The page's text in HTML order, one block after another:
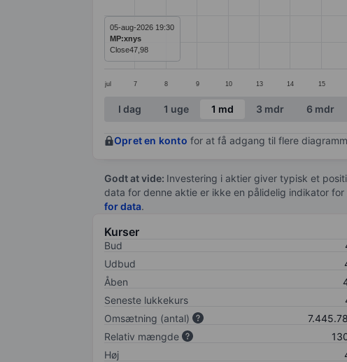
The chart has 1 Y axis displaying values.
jul 7 8 9 10 13 14 15
05-aug-2026 19:30
MP:xnys
Close47,98
End of interactive chart.
I dag 1 uge 1 md 3 mdr 6 mdr
Opret en konto for at få adgang til flere
Godt at vide: Investering i aktier giver typisk et
data for denne aktie er ikke en pålidelig indikator
for data.
Kurser
Bud
Udbud
Åben
Seneste lukkekurs
Omsætning (antal)
Relativ mængde
Høj